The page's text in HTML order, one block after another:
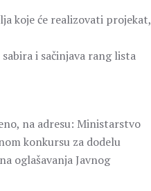
koje će realizovati projekat,
i sačinjava rang lista
na adresu: Ministarstvo
konkursu za dodelu
oglašavanja Javnog